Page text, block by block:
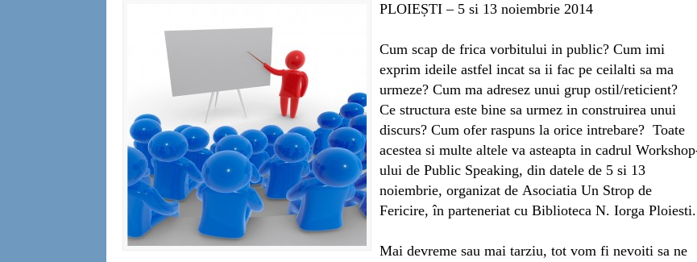
PLOIEȘTI – 5 si 13 noiembrie 2014
Cum scap de frica vorbitului in public? Cum imi
exprim ideile astfel incat sa ii fac pe ceilalti sa ma
urmeze? Cum ma adresez unui grup ostil/reticient?
Ce structura este bine sa urmez in construirea unui
discurs? Cum ofer raspuns la orice intrebare? Toate
acestea si multe altele va asteapta in cadrul
ului de Public Speaking, din datele de 5 si 13
noiembrie, organizat de Asociatia Un Strop de
Fericire, în parteneriat cu Biblioteca N. Iorga Ploiesti.
Mai devreme sau mai tarziu, tot vom fi nevoiti sa ne